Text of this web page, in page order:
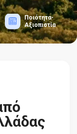
Ποιότητα-
Αξιοπιστία